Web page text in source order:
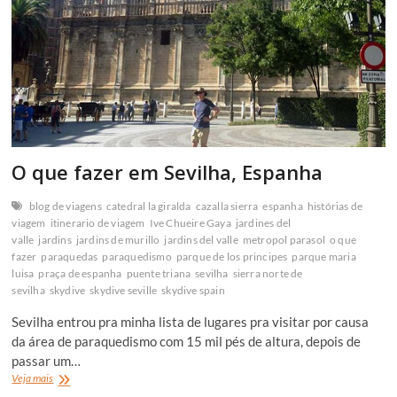
O que fazer em Sevilha, Espanha
blog de viagens catedral la giralda cazalla sierra espanha histórias de
viagem itinerario de viagem Ive Chueire Gaya jardines del
valle jardins jardins de murillo jardins del valle metropol parasol o que
fazer paraquedas paraquedismo parque de los principes parque maria
luisa praça de espanha puente triana sevilha sierra norte de
sevilha skydive skydive seville skydive spain
Sevilha entrou pra minha lista de lugares pra visitar por causa
da área de paraquedismo com 15 mil pés de altura, depois de
passar um…
Veja maisO